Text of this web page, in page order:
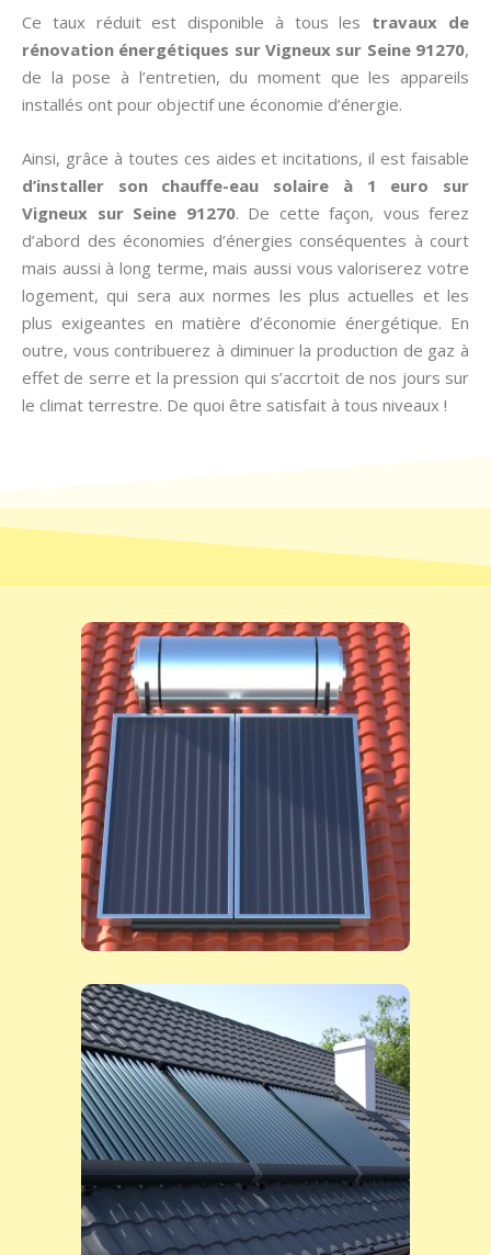
Ce taux réduit est disponible à tous les travaux de
rénovation énergétiques sur Vigneux sur Seine 91270,
de la pose à l’entretien, du moment que les appareils
installés ont pour objectif une économie d’énergie.
Ainsi, grâce à toutes ces aides et incitations, il est faisable
d’installer son chauffe-eau solaire à 1 euro sur
Vigneux sur Seine 91270. De cette façon, vous ferez
d’abord des économies d’énergies conséquentes à court
mais aussi à long terme, mais aussi vous valoriserez votre
logement, qui sera aux normes les plus actuelles et les
plus exigeantes en matière d’économie énergétique. En
outre, vous contribuerez à diminuer la production de gaz à
effet de serre et la pression qui s’accrtoit de nos jours sur
le climat terrestre. De quoi être satisfait à tous niveaux !